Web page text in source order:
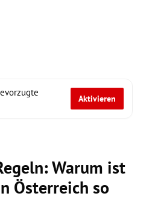
Aktivieren
Warum ist
Österreich so